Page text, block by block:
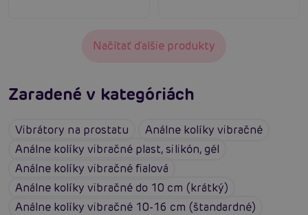
Načítať ďalšie produkty
Zaradené v kategóriách
Vibrátory na prostatu
Análne kolíky vibračné
Análne kolíky vibračné plast, silikón, gél
Análne kolíky vibračné fialová
Análne kolíky vibračné do 10 cm (krátký)
Análne kolíky vibračné 10-16 cm (štandardné)